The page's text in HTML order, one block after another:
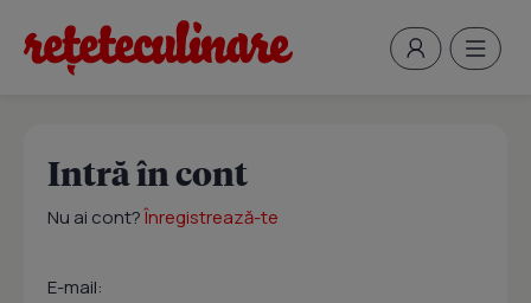
Intră în cont
Nu ai cont?Înregistrează-te
E-mail: